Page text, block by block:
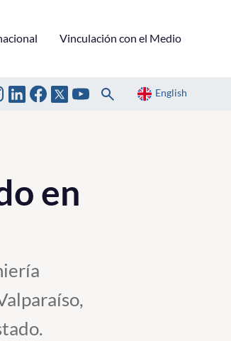
Vinculación con el Medio
English
en